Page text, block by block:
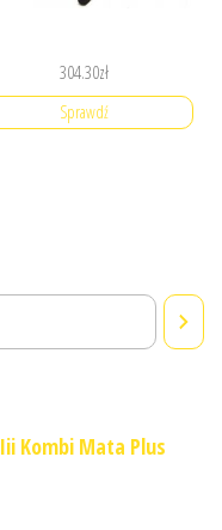
304.30zł
Sprawdź
Kombi Mata Plus